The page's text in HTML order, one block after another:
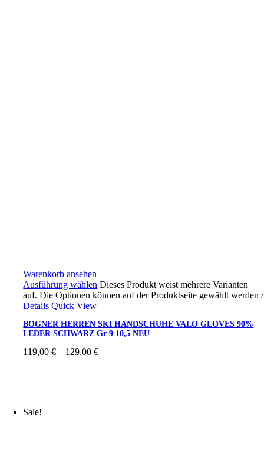
Warenkorb ansehen
Ausführung wählen Dieses Produkt weist mehrere Varianten
auf. Die Optionen können auf der Produktseite gewählt werden/
Details Quick View
BOGNER HERREN SKI HANDSCHUHE VALO GLOVES 90%
LEDER SCHWARZ Gr 9 10,5 NEU
119,00€ – 129,00€
Sale!